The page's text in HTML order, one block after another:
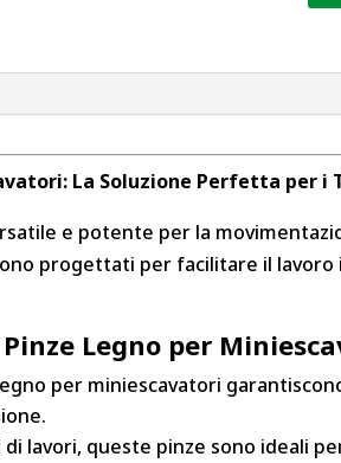
La Soluzione Perfetta per
e potente per la
progettati per facilitare il
Legno per
per miniescavatori
lavori, queste pinze sono ideali